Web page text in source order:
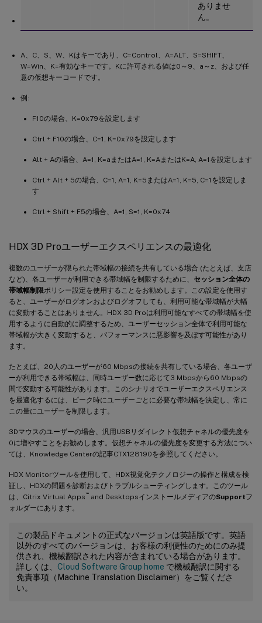
ありませ
ん。
A、C、S、W、Kはキーであり、C=Control、A=ALT、S=SHIFT、
W=Win、K=有効なキーです。Kに許可される値は0～9、a～z、および任
意の仮想キーコードです。
例:
F10の場合、K=0x79を設定します
Ctrl + F10の場合、C=1, K=0x79を設定します
Alt + Aの場合、A=1, K=aまたはA=1, K=AまたはK=A, A=1を設定します
Ctrl + Alt + 5の場合、C=1, A=1, K=5またはA=1, K=5, C=1を設定しま
す
Ctrl + Shift + F5の場合、A=1, S=1, K=0x74
HDX 3D Proユーザーエクスペリエンスの最適化
複数のユーザーが限られた帯域幅の接続を共有している場合 (たとえば、支店
など)、各ユーザーが利用できる帯域幅を制限するために、 セッション全体の
帯域幅制限ポリシー設定を使用することをお勧めします。この設定を使用す
ると、ユーザーがログオンおよびログオフしても、利用可能な帯域幅が大幅
に変動することはありません。HDX 3D Proは利用可能なすべての帯域幅を使
用するように自動的に調整するため、ユーザーセッション全体で利用可能な
帯域幅が大きく変動すると、パフォーマンスに悪影響を及ぼす可能性があり
ます。
たとえば、20人のユーザーが60 Mbpsの接続を共有している場合、各ユーザ
ーが利用できる帯域幅は、同時ユーザー数に応じて3 Mbpsから60 Mbpsの
間で変動する可能性があります。このシナリオでユーザーエクスペリエンス
を最適化するには、ピーク時にユーザーごとに必要な帯域幅を決定し、常に
この量にユーザーを制限します。
3Dマウスのユーザーの場合、汎用USBリダイレクト仮想チャネルの優先度を
0に増やすことをお勧めします。仮想チャネルの優先度を変更する方法につい
ては、Knowledge Centerの記事CTX128190を参照してください。
HDX Monitorツールを使用して、HDX視覚化テクノロジーの操作と構成を検
証し、HDXの問題を診断およびトラブルシューティングします。このツール
は、Citrix Virtual Apps ™ and DesktopsインストールメディアのSupportフ
ォルダーにあります。
この製品ドキュメントの正式なバージョンは英語版です。英語
以外のすべてのバージョンは、お客様の利便性のためにのみ提
供され、機械翻訳された内容が含まれている場合があります。
詳しくは、 Cloud Software Group home で機械翻訳に関する
免責事項（Machine Translation Disclaimer）をご覧くださ
い。